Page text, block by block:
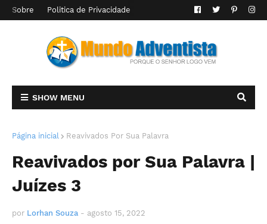
Sobre Politica de Privacidade
SHOW MENU
Página inicial Reavivados Por Sua Palavra
Reavivados por Sua Palavra |
Juízes 3
por Lorhan Souza - agosto 15, 2022